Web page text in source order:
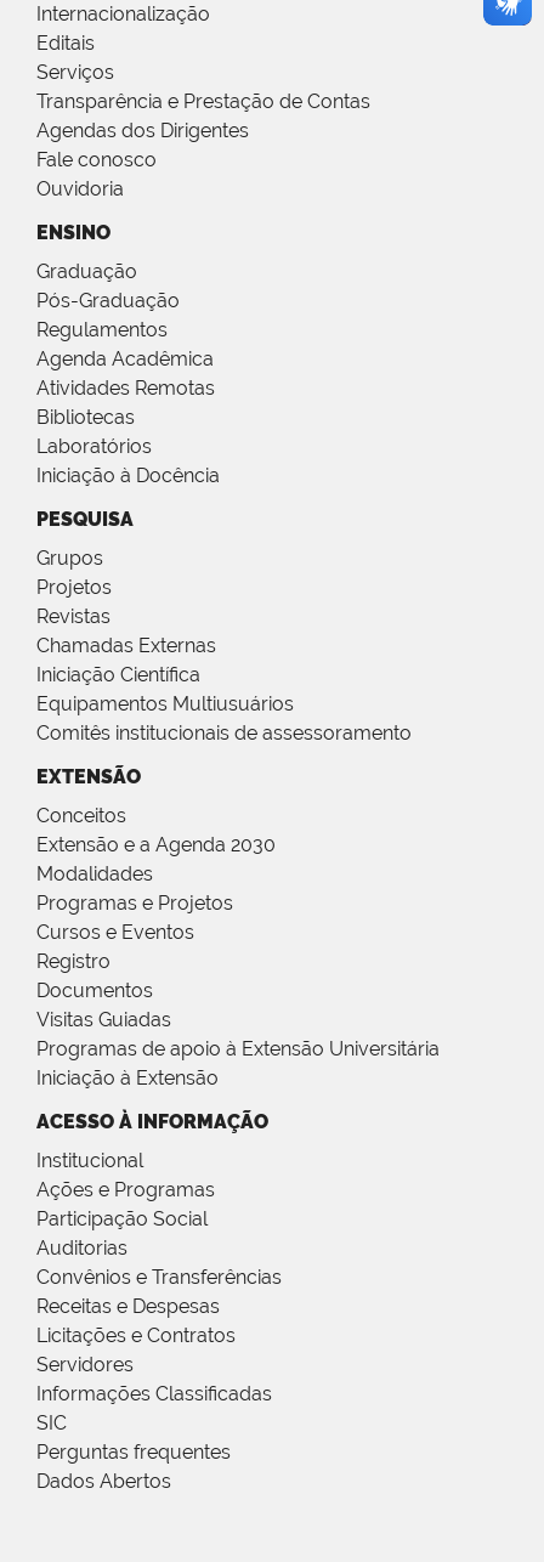
Internacionalização
Editais
Serviços
Transparência e Prestação de Contas
Agendas dos Dirigentes
Fale conosco
Ouvidoria
ENSINO
Graduação
Pós-Graduação
Regulamentos
Agenda Acadêmica
Atividades Remotas
Bibliotecas
Laboratórios
Iniciação à Docência
PESQUISA
Grupos
Projetos
Revistas
Chamadas Externas
Iniciação Científica
Equipamentos Multiusuários
Comitês institucionais de assessoramento
EXTENSÃO
Conceitos
Extensão e a Agenda 2030
Modalidades
Programas e Projetos
Cursos e Eventos
Registro
Documentos
Visitas Guiadas
Programas de apoio à Extensão Universitária
Iniciação à Extensão
ACESSO À INFORMAÇÃO
Institucional
Ações e Programas
Participação Social
Auditorias
Convênios e Transferências
Receitas e Despesas
Licitações e Contratos
Servidores
Informações Classificadas
SIC
Perguntas frequentes
Dados Abertos